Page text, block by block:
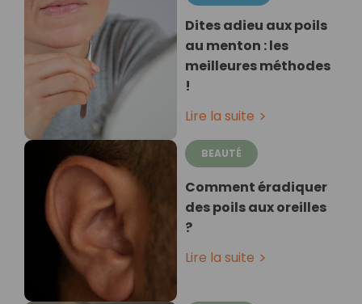
Dites adieu aux poils
au menton : les
meilleures méthodes
!
Lire la suite
BEAUTÉ
Comment éradiquer
des poils aux oreilles
?
Lire la suite